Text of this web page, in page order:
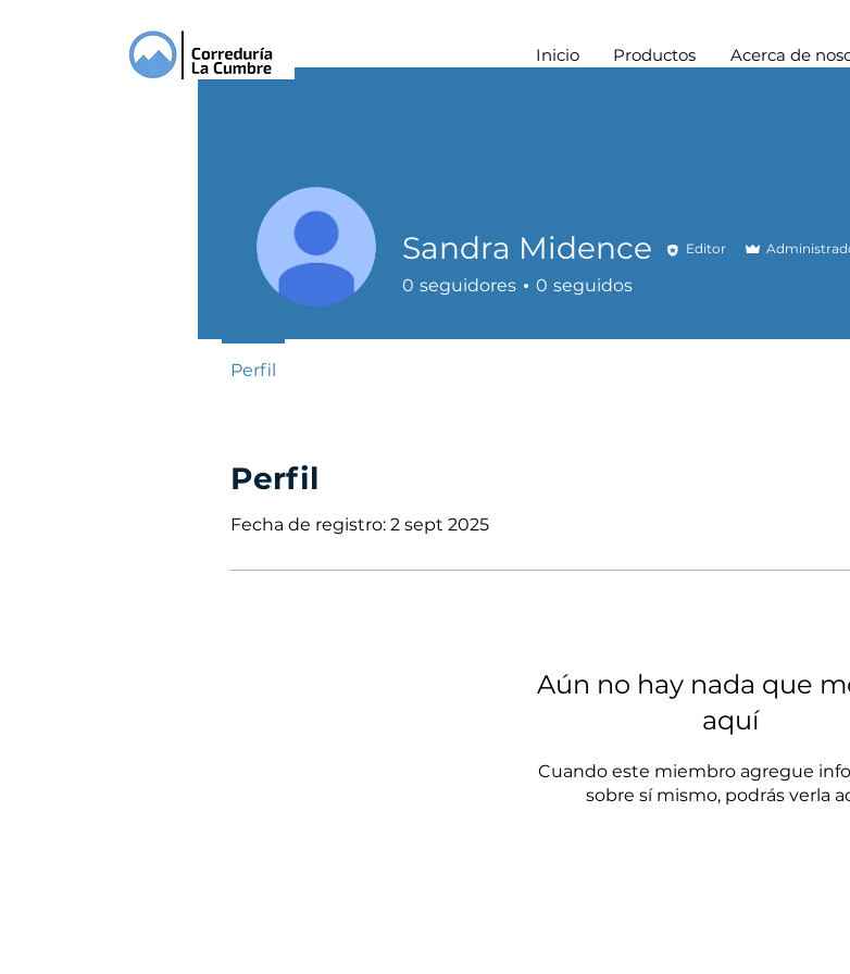
Inicio Productos Acerca de
Perfil
Fecha de registro: 2 sept 2025
Aún no hay nada que
aquí
Cuando este miembro agregue
sobre sí mismo, podrás verla
Sandra Midence Editor
0 seguidores 0 seguidos
Perfil